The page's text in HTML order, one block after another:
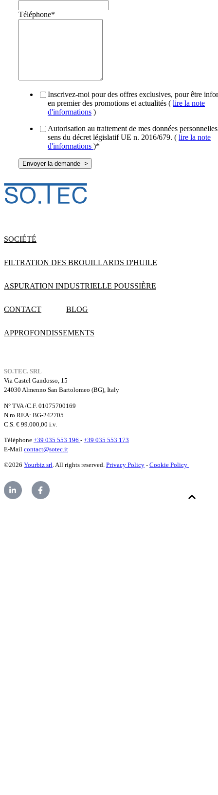
Téléphone*
Inscrivez-moi pour des offres exclusives, pour être
en premier des promotions et actualités ( lire la note
d'informations )
Autorisation au traitement de mes données
sens du décret législatif UE n. 2016/679. ( lire la note
d'informations )*
SOCIÉTÉ
FILTRATION DES BROUILLARDS D'HUILE
ASPURATION INDUSTRIELLE POUSSIÈRE
CONTACT BLOG
APPROFONDISSEMENTS
SO.TEC. SRL
Via Castel Gandosso, 15
24030 Almenno San Bartolomeo (BG), Italy
N° TVA /C.F. 01075700169
N.ro REA: BG-242705
C.S. € 99.000,00 i.v.
Téléphone +39 035 553 196 - +39 035 553 173
E-Mail contact@sotec.it
©2026 Yourbiz srl. All rights reserved. Privacy Policy - Cookie Policy